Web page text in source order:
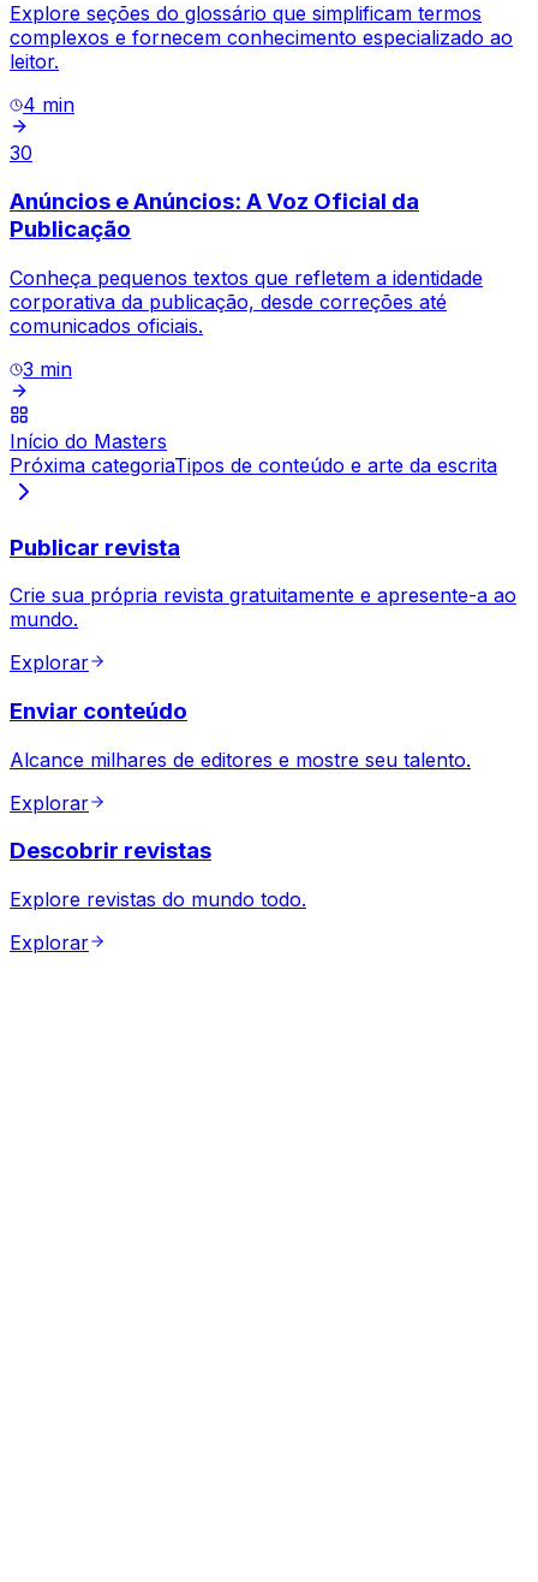
Explore seções do glossário que simplificam termos
complexos e fornecem conhecimento especializado ao
leitor.
4 min
30
Anúncios e Anúncios: A Voz Oficial da
Publicação
Conheça pequenos textos que refletem a identidade
corporativa da publicação, desde correções até
comunicados oficiais.
3 min
Início do Masters
Próxima categoriaTipos de conteúdo e arte da escrita
Publicar revista
Crie sua própria revista gratuitamente e apresente-a ao
mundo.
Explorar
Enviar conteúdo
Alcance milhares de editores e mostre seu talento.
Explorar
Descobrir revistas
Explore revistas do mundo todo.
Explorar